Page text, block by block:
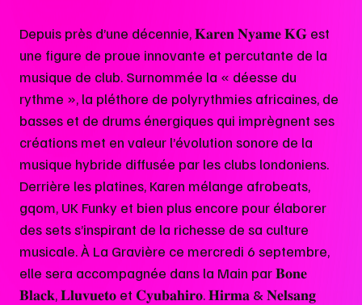
Depuis près d’une décennie, 𝐊𝐚𝐫𝐞𝐧 𝐍𝐲𝐚𝐦𝐞 𝐊𝐆 est
une figure de proue innovante et percutante de la
musique de club. Surnommée la « déesse du
rythme », la pléthore de polyrythmies africaines, de
basses et de drums énergiques qui imprègnent ses
créations met en valeur l’évolution sonore de la
musique hybride diffusée par les clubs londoniens.
Derrière les platines, Karen mélange afrobeats,
gqom, UK Funky et bien plus encore pour élaborer
des sets s’inspirant de la richesse de sa culture
musicale. À La Gravière ce mercredi 6 septembre,
elle sera accompagnée dans la Main par 𝐁𝐨𝐧𝐞
𝐁𝐥𝐚𝐜𝐤, 𝐋𝐥𝐮𝐯𝐮𝐞𝐭𝐨 et 𝐂𝐲𝐮𝐛𝐚𝐡𝐢𝐫𝐨. 𝐇𝐢𝐫𝐦𝐚 & 𝐍𝐞𝐥𝐬𝐚𝐧𝐠